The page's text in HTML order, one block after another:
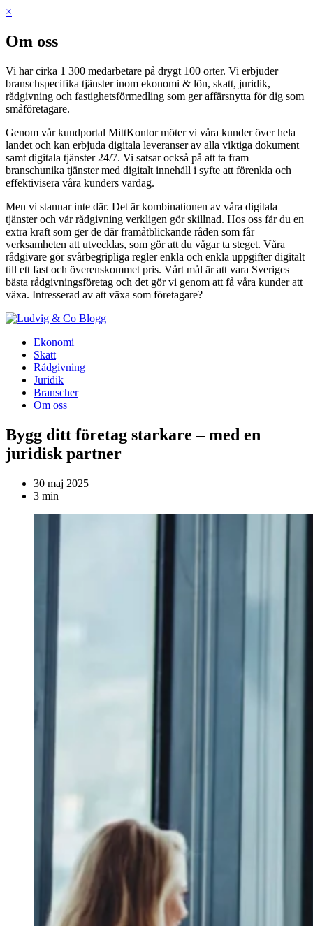
×
Om oss
Vi har cirka 1 300 medarbetare på drygt 100 orter. Vi erbjuder
branschspecifika tjänster inom ekonomi & lön, skatt, juridik,
rådgivning och fastighetsförmedling som ger affärsnytta för dig som
småföretagare.
Genom vår kundportal MittKontor möter vi våra kunder över hela
landet och kan erbjuda digitala leveranser av alla viktiga dokument
samt digitala tjänster 24/7. Vi satsar också på att ta fram
branschunika tjänster med digitalt innehåll i syfte att förenkla och
effektivisera våra kunders vardag.
Men vi stannar inte där. Det är kombinationen av våra digitala
tjänster och vår rådgivning verkligen gör skillnad. Hos oss får du en
extra kraft som ger de där framåtblickande råden som får
verksamheten att utvecklas, som gör att du vågar ta steget. Våra
rådgivare gör svårbegripliga regler enkla och enkla uppgifter digitalt
till ett fast och överenskommet pris. Vårt mål är att vara Sveriges
bästa rådgivningsföretag och det gör vi genom att få våra kunder att
växa. Intresserad av att växa som företagare?
Blogg
Ekonomi
Skatt
Rådgivning
Juridik
Branscher
Om oss
Bygg ditt företag starkare – med en
juridisk partner
30 maj 2025
3 min